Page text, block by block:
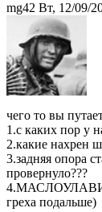
mg42 Вт, 12/09/
чего то вы
1.с каких пор у
2.какие нахрен
3.задняя опора
провернуло???
греха подальше)